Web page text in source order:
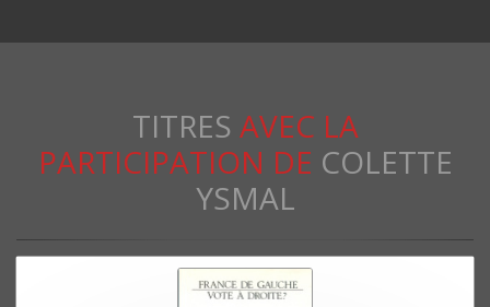
TITRES AVEC LA
PARTICIPATION DE COLETTE
YSMAL